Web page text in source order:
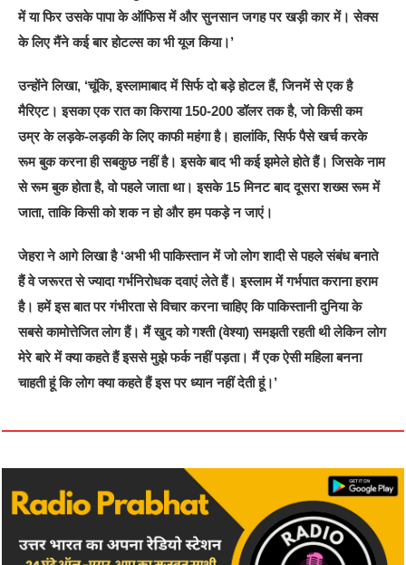
में या फिर उसके पापा के ऑफिस में और सुनसान जगह पर खड़ी कार में। सेक्स
के लिए मैंने कई बार होटल्स का भी यूज किया।’
उन्होंने लिखा, ‘चूंकि, इस्लामाबाद में सिर्फ दो बड़े होटल हैं, जिनमें से एक है
मैरिएट। इसका एक रात का किराया 150-200 डॉलर तक है, जो किसी कम
उम्र के लड़के-लड़की के लिए काफी महंगा है। हालांकि, सिर्फ पैसे खर्च करके
रूम बुक करना ही सबकुछ नहीं है। इसके बाद भी कई झमेले होते हैं। जिसके नाम
से रूम बुक होता है, वो पहले जाता था। इसके 15 मिनट बाद दूसरा शख्स रूम में
जाता, ताकि किसी को शक न हो और हम पकड़े न जाएं।
जेहरा ने आगे लिखा है ‘अभी भी पाकिस्‍तान में जो लोग शादी से पहले संबंध बनाते
हैं वे जरूरत से ज्‍यादा गर्भनिरोधक दवाएं लेते हैं। इस्‍लाम में गर्भपात कराना हराम
है। हमें इस बात पर गंभीरता से विचार करना चाहिए कि पाकिस्‍तानी दुनिया के
सबसे कामोत्तेजित लोग हैं। मैं खुद को गश्‍ती (वेश्‍या) समझती रहती थी लेकिन लोग
मेरे बारे में क्‍या कहते हैं इससे मुझे फर्क नहीं पड़ता। मैं एक ऐसी महिला बनना
चाहती हूं कि लोग क्‍या कहते हैं इस पर ध्‍यान नहीं देती हूं।’